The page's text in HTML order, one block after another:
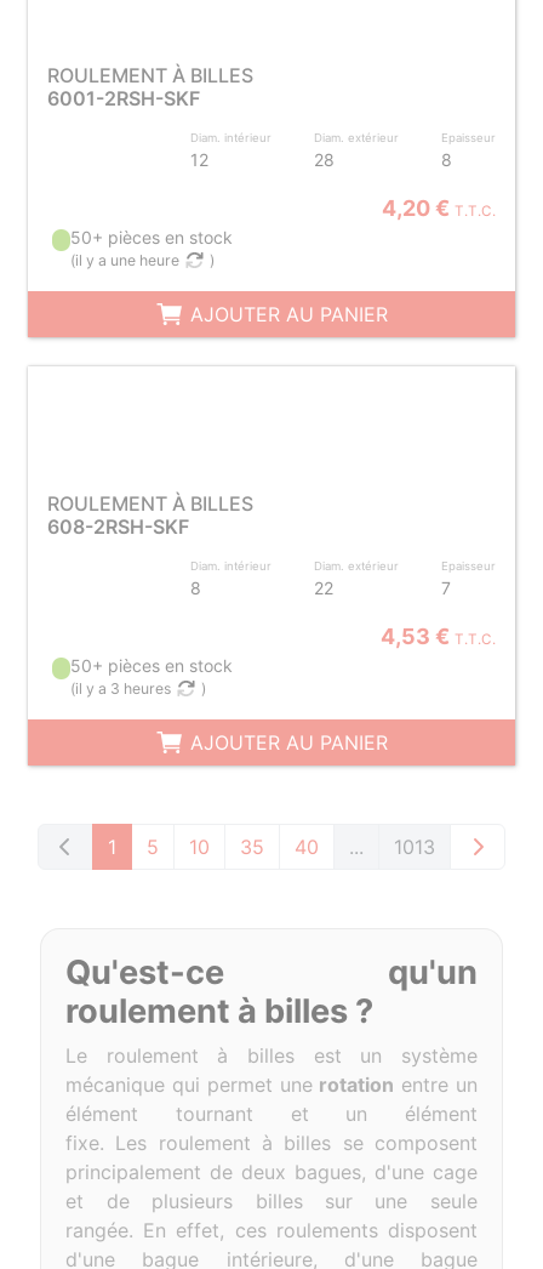
ROULEMENT À BILLES
6001-2RSH-SKF
Diam. intérieur
12
Diam. extérieur
28
Epaisseur
8
4,20 € T.T.C.
50+ pièces en stock
(il y a une heure )
AJOUTER AU PANIER
ROULEMENT À BILLES
608-2RSH-SKF
Diam. intérieur
8
Diam. extérieur
22
Epaisseur
7
4,53 € T.T.C.
50+ pièces en stock
(il y a 3 heures )
AJOUTER AU PANIER
1 5 10 35 40 ... 1013
Qu'est-ce qu'un
roulement à billes ?
Le roulement à billes est un système
mécanique qui permet une rotation entre un
élément tournant et un élément
fixe. Les roulement à billes se composent
principalement de deux bagues, d'une cage
et de plusieurs billes sur une seule
rangée. En effet, ces roulements disposent
d'une bague intérieure, d'une bague